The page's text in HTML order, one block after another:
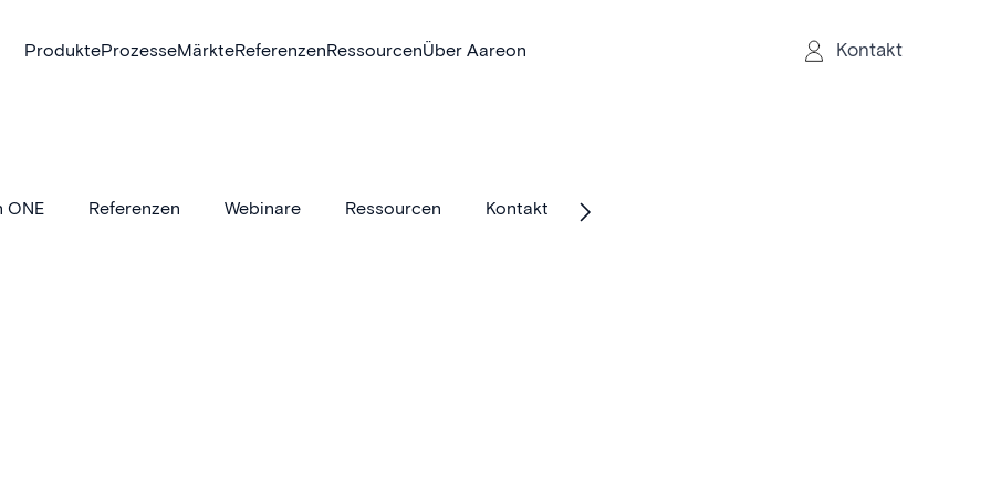
ProdukteProzesseMärkteReferenzenRessourcenÜber Aareon Kontakt
ONE Referenzen Webinare Ressourcen Kontakt